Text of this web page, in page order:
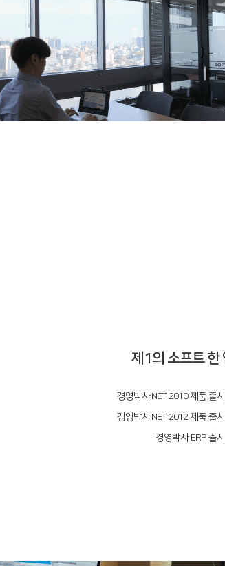
제1의 소프트 한
경영박사.NET 2010 제품 출시
경영박사.NET 2012 제품 출시
경영박사 ERP 출시